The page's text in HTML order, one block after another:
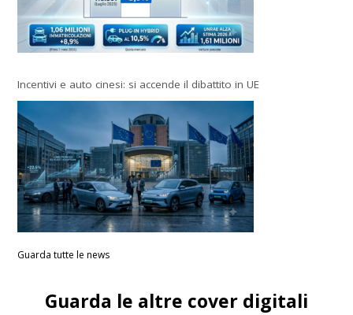
Incentivi e auto cinesi: si accende il dibattito in UE
Guarda tutte le news
Guarda le altre cover digitali